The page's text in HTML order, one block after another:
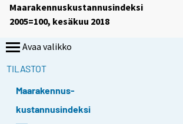
Maarakennuskustannusindeksi
2005=100, kesäkuu 2018
Avaa valikko
TILASTOT
Maarakennus-
kustannusindeksi